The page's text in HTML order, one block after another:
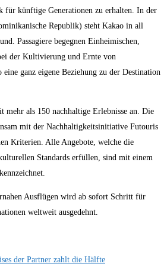
künftige Generationen zu erhalten. In der
Republik) steht Kakao in all
Passagiere begegnen Einheimischen,
der Kultivierung und Ernte von
eine ganz eigene Beziehung zu der Destination
mehr als 150 nachhaltige Erlebnisse an. Die
mit der Nachhaltigkeitsinitiative Futouris
Kriterien. Alle Angebote, welche die
Standards erfüllen, sind mit einem
Ausflügen wird ab sofort Schritt für
weltweit ausgedehnt.
der Partner zahlt die Hälfte